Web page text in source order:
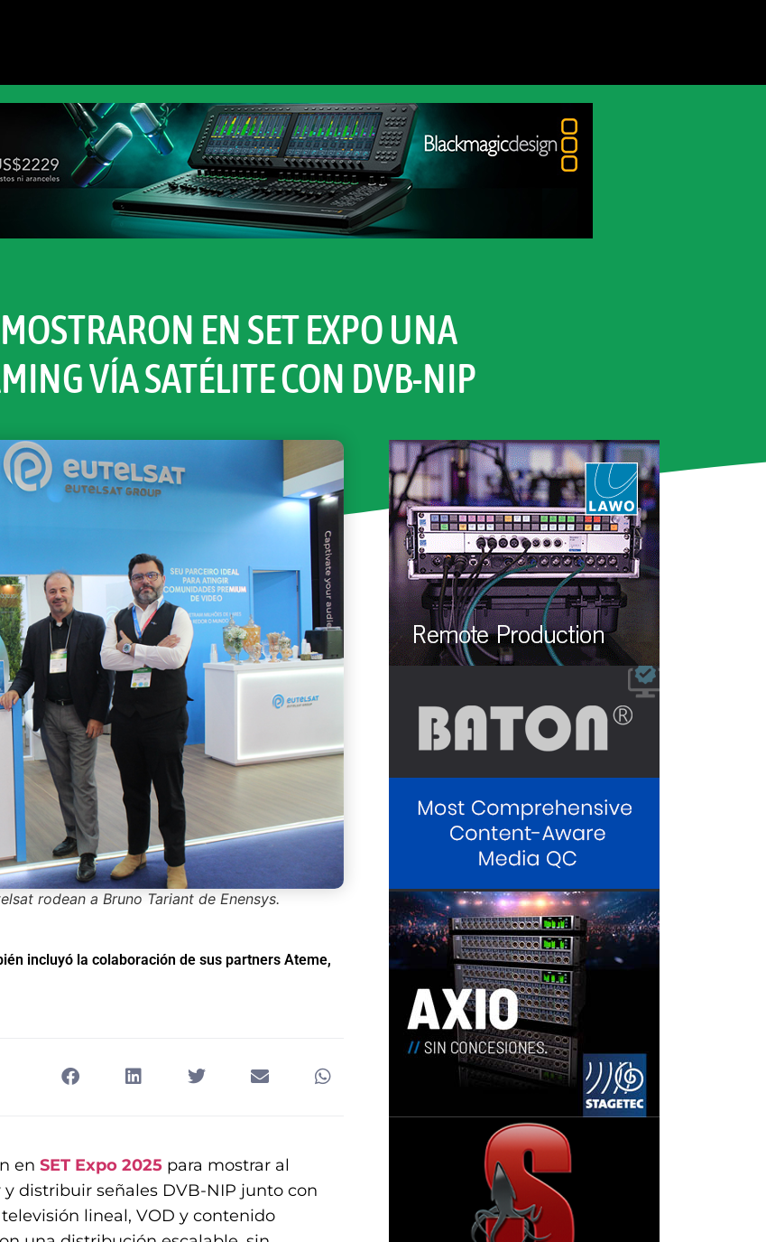
EN SET EXPO UNA
VÍA SATÉLITE CON DVB-NIP
rodean a Bruno Tariant de Enensys.
incluyó la colaboración de sus partners Ateme,
en SET Expo 2025 para mostrar al
distribuir señales DVB-NIP junto con
lineal, VOD y contenido